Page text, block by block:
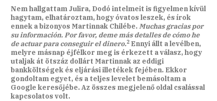
Nem hallgattam Julira, Dodó intelmeit is figyelmen kívül
hagytam, elhatároztam, hogy óvatos leszek, és írok
ennek a bizonyos Martinnak Chilébe.Muchas gracias por
su información. Por favor, deme más detalles de cómo he
de actuar para conseguir el dinero.2 Ennyi állt a levélben,
melyre másnap éjfélkor meg is érkezett a válasz, hogy
utaljak át ötszáz dollárt Martinnak az eddigi
bankköltségek és eljárási illetékek fejében. Ekkor
gondoltam egyet, és a teljes levelet bemásoltam a
Google keresőjébe. Az összes megjelenő oldal csalással
kapcsolatos volt.